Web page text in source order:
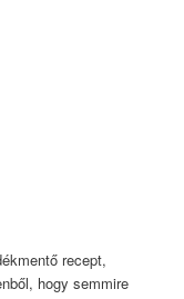
recept,
hogy semmire